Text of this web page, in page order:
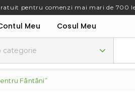
pentru comenzi mai mari de 700
Meu Cosul Meu
Fântâni”